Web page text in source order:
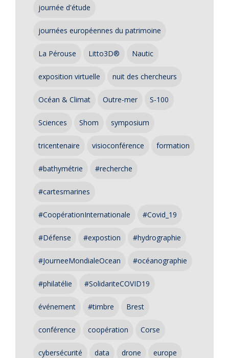
journée d'étude
journées européennes du patrimoine
La Pérouse Litto3D® Nautic
exposition virtuelle nuit des chercheurs
Océan & Climat Outre-mer S-100
Sciences Shom symposium
tricentenaire visioconférence formation
#bathymétrie #recherche
#cartesmarines
#CoopérationInternationale #Covid_19
#Défense #expostion #hydrographie
#JourneeMondialeOcean #océanographie
#philatélie #SolidariteCOVID19
événement #timbre Brest
conférence coopération Corse
cybersécurité data drone europe